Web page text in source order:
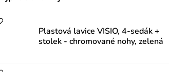
Plastová lavice VISIO, 4-sedák +
stolek - chromované nohy, zelená